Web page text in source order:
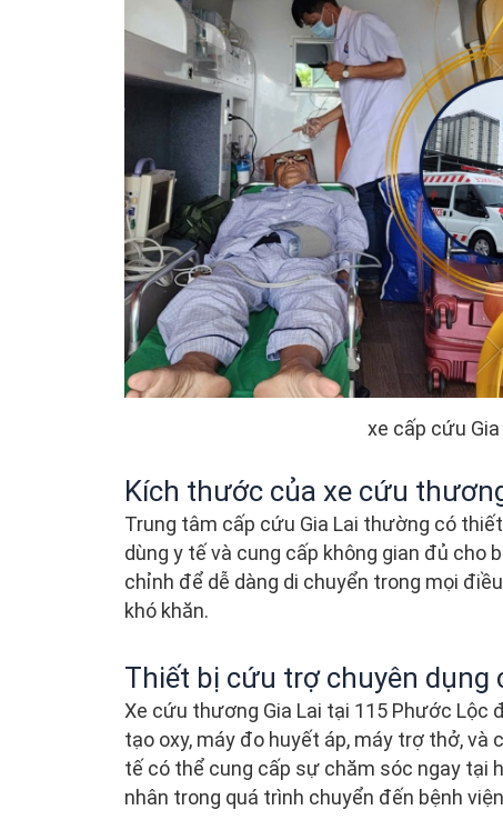
xe cấp cứu
Kích thước của xe cứu
Trung tâm cấp cứu Gia Lai thường có
dùng y tế và cung cấp không gian đủ
chỉnh để dễ dàng di chuyển trong mọi
khó khăn.
Thiết bị cứu trợ chuyên dụng
Xe cứu thương Gia Lai tại 115 Phước
tạo oxy, máy đo huyết áp, máy trợ thở,
tế có thể cung cấp sự chăm sóc ngay tại
nhân trong quá trình chuyển đến bệnh